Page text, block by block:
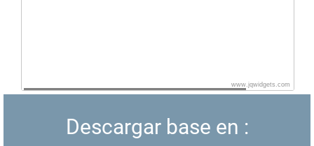
www.jqwidgets.com
Descargar base en :